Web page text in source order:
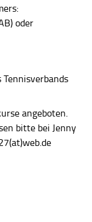
oder
angeboten.
bitte bei Jenny